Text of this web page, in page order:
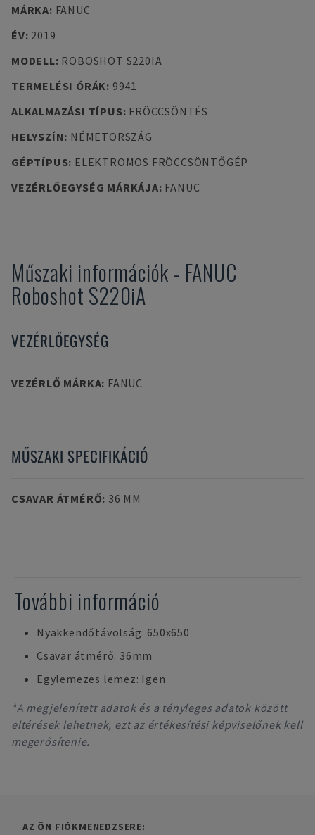
MÁRKA: FANUC
ÉV: 2019
MODELL: ROBOSHOT S220IA
TERMELÉSI ÓRÁK: 9941
ALKALMAZÁSI TÍPUS: FRÖCCSÖNTÉS
HELYSZÍN: NÉMETORSZÁG
GÉPTÍPUS: ELEKTROMOS FRÖCCSÖNTŐGÉP
VEZÉRLŐEGYSÉG MÁRKÁJA: FANUC
Műszaki információk - FANUC
Roboshot S220iA
VEZÉRLŐEGYSÉG
VEZÉRLŐ MÁRKA: FANUC
MŰSZAKI SPECIFIKÁCIÓ
CSAVAR ÁTMÉRŐ: 36 MM
További információ
Nyakkendőtávolság: 650x650
Csavar átmérő: 36mm
Egylemezes lemez: Igen
*A megjelenített adatok és a tényleges adatok között
eltérések lehetnek, ezt az értékesítési képviselőnek kell
megerősítenie.
AZ ÖN FIÓKMENEDZSERE: